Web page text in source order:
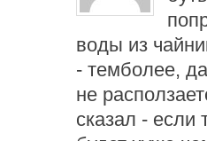
воды из
- темболее,
не
сказал - если